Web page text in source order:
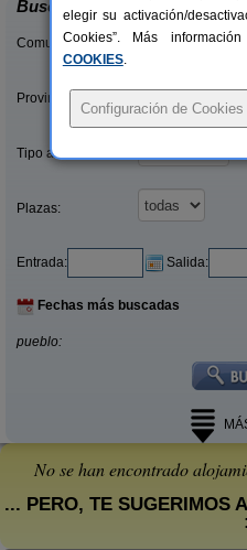
Buscar
Comunidades:
Provincias/Islas:
Tipo alquiler:
Plazas:
Entrada: Salida:
Fechas más buscadas
pueblo:
No se han encontrado
... PERO, TE SUGERIMOS
:
elegir su activación/
Cookies”. Más
COOKIES.